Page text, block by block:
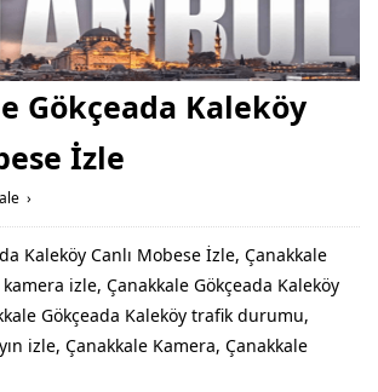
Gökçeada Kaleköy
İzle
›
Kaleköy Canlı Mobese İzle, Çanakkale
izle, Çanakkale Gökçeada Kaleköy
Gökçeada Kaleköy trafik durumu,
izle, Çanakkale Kamera, Çanakkale